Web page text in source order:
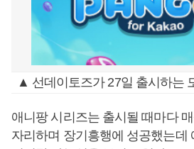
▲ 선데이토즈가 27일 출시하는
애니팡 시리즈는 출시될 때마다
자리하며 장기흥행에 성공했는데